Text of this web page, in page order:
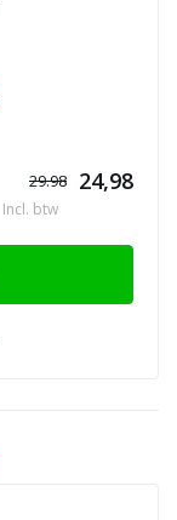
29.98 24,98
Incl. btw